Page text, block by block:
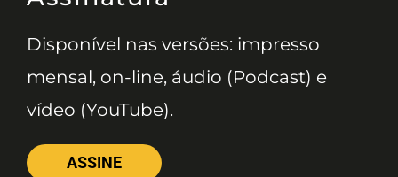
Disponível nas versões: impresso
mensal, on-line, áudio (Podcast) e
vídeo (YouTube).
ASSINE